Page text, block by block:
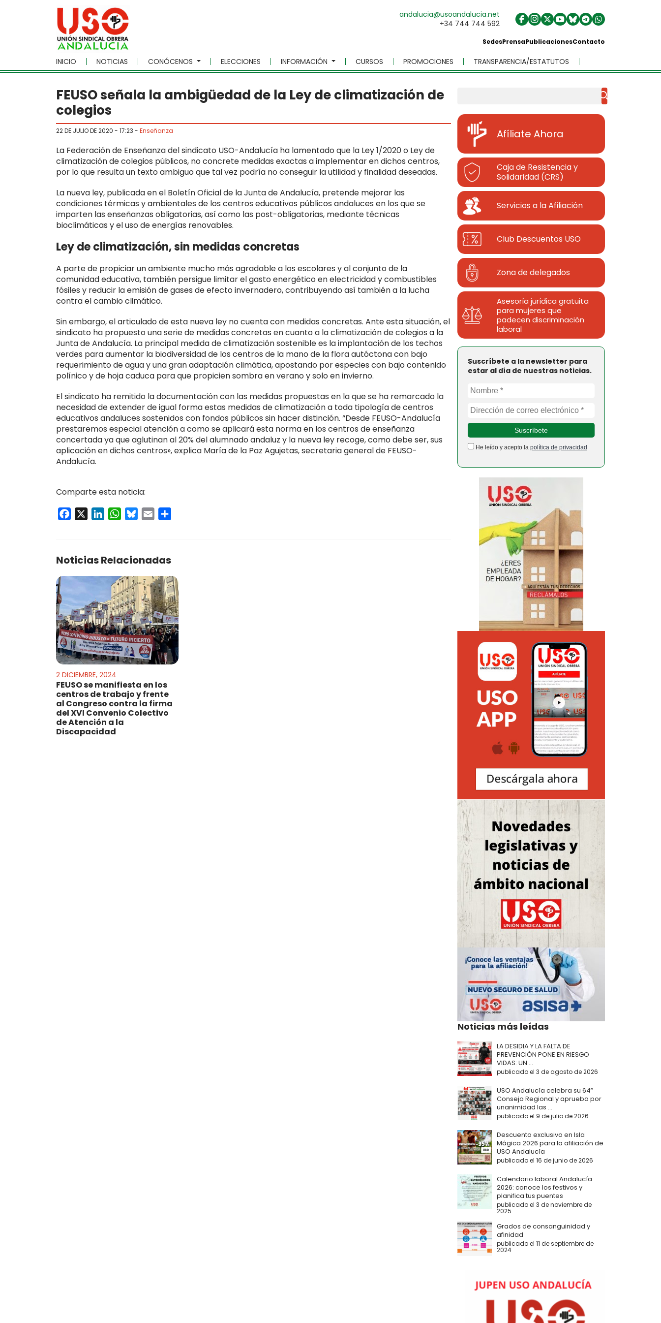
Skip to main content
andalucia@usoandalucia.net
+34 744 744 592
SedesPrensaPublicacionesContacto
INICIO NOTICIAS CONÓCENOS ELECCIONES INFORMACIÓN CURSOS PROMOCIONES TRANSPARENCIA/ESTATUTOS
FEUSO señala la ambigüedad de la Ley de climatización de
colegios
22 DE JULIO DE 2020 - 17:23 - Enseñanza
La Federación de Enseñanza del sindicato USO-Andalucía ha lamentado que la Ley 1/2020 o Ley de
climatización de colegios públicos, no concrete medidas exactas a implementar en dichos centros,
por lo que resulta un texto ambiguo que tal vez podría no conseguir la utilidad y finalidad deseadas.
La nueva ley, publicada en el Boletín Oficial de la Junta de Andalucía, pretende mejorar las
condiciones térmicas y ambientales de los centros educativos públicos andaluces en los que se
imparten las enseñanzas obligatorias, así como las post-obligatorias, mediante técnicas
bioclimáticas y el uso de energías renovables.
Ley de climatización, sin medidas concretas
A parte de propiciar un ambiente mucho más agradable a los escolares y al conjunto de la
comunidad educativa, también persigue limitar el gasto energético en electricidad y combustibles
fósiles y reducir la emisión de gases de efecto invernadero, contribuyendo así también a la lucha
contra el cambio climático.
Sin embargo, el articulado de esta nueva ley no cuenta con medidas concretas. Ante esta situación, el
sindicato ha propuesto una serie de medidas concretas en cuanto a la climatización de colegios a la
Junta de Andalucía. La principal medida de climatización sostenible es la implantación de los techos
verdes para aumentar la biodiversidad de los centros de la mano de la flora autóctona con bajo
requerimiento de agua y una gran adaptación climática, apostando por especies con bajo contenido
polínico y de hoja caduca para que propicien sombra en verano y solo en invierno.
El sindicato ha remitido la documentación con las medidas propuestas en la que se ha remarcado la
necesidad de extender de igual forma estas medidas de climatización a toda tipología de centros
educativos andaluces sostenidos con fondos públicos sin hacer distinción. “Desde FEUSO-Andalucía
prestaremos especial atención a como se aplicará esta norma en los centros de enseñanza
concertada ya que aglutinan al 20% del alumnado andaluz y la nueva ley recoge, como debe ser, sus
aplicación en dichos centros», explica María de la Paz Agujetas, secretaria general de FEUSO-
Andalucía.
Comparte esta noticia:
Facebook LinkedInWhatsApp
Bluesky
Email
Noticias Relacionadas
2 DICIEMBRE, 2024
FEUSO se manifiesta en los
centros de trabajo y frente
al Congreso contra la firma
del XVI Convenio Colectivo
de Atención a la
Discapacidad
Afíliate Ahora
Caja de Resistencia y
Solidaridad (CRS)
Servicios a la Afiliación
Club Descuentos USO
Zona de delegados
Asesoría jurídica gratuita
para mujeres que
padecen discriminación
laboral
Suscríbete a la newsletter para
estar al día de nuestras noticias.
He leído y acepto la política de privacidad
Noticias más leídas
LA DESIDIA Y LA FALTA DE
PREVENCIÓN PONE EN RIESGO
VIDAS: UN ...
publicado el 3 de agosto de 2026
USO Andalucía celebra su 64º
Consejo Regional y aprueba por
unanimidad las ...
publicado el 9 de julio de 2026
Descuento exclusivo en Isla
Mágica 2026 para la afiliación de
USO Andalucía
publicado el 16 de junio de 2026
Calendario laboral Andalucía
2026: conoce los festivos y
planifica tus puentes
publicado el 3 de noviembre de
2025
Grados de consanguinidad y
afinidad
publicado el 11 de septiembre de
2024